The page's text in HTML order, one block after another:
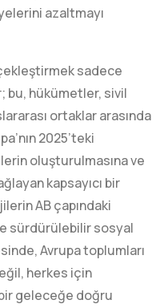
azaltmayı
sadece
bu, hükümetler, sivil
ortaklar arasında
2025’teki
oluşturulmasına ve
kapsayıcı bir
AB çapındaki
sürdürülebilir sosyal
Avrupa toplumları
herkes için
geleceğe doğru